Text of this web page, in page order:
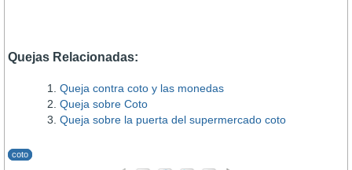
Quejas Relacionadas:
Queja contra coto y las monedas
Queja sobre Coto
Queja sobre la puerta del supermercado coto
coto